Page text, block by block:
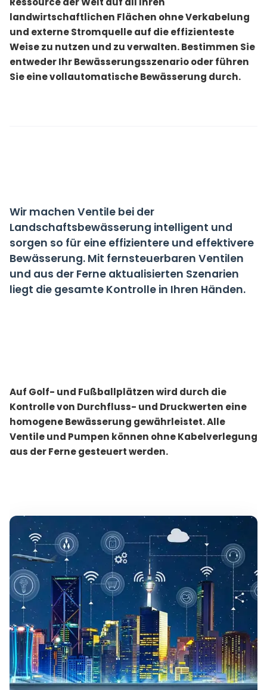
landwirtschaftlichen Flächen ohne Verkabelung
und externe Stromquelle auf die effizienteste
Weise zu nutzen und zu verwalten. Bestimmen Sie
entweder Ihr Bewässerungsszenario oder führen
Sie eine vollautomatische Bewässerung durch.
Wir machen Ventile bei der
Landschaftsbewässerung intelligent und
sorgen so für eine effizientere und effektivere
Bewässerung. Mit fernsteuerbaren Ventilen
und aus der Ferne aktualisierten Szenarien
liegt die gesamte Kontrolle in Ihren Händen.
Auf Golf- und Fußballplätzen wird durch die
Kontrolle von Durchfluss- und Druckwerten eine
homogene Bewässerung gewährleistet. Alle
Ventile und Pumpen können ohne Kabelverlegung
aus der Ferne gesteuert werden.